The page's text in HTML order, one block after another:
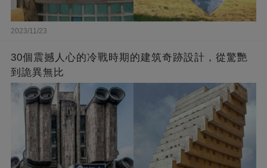
2023/11/23
30個震撼人心的冷戰時期的建筑奇跡設計，從驚艷
到詭異無比